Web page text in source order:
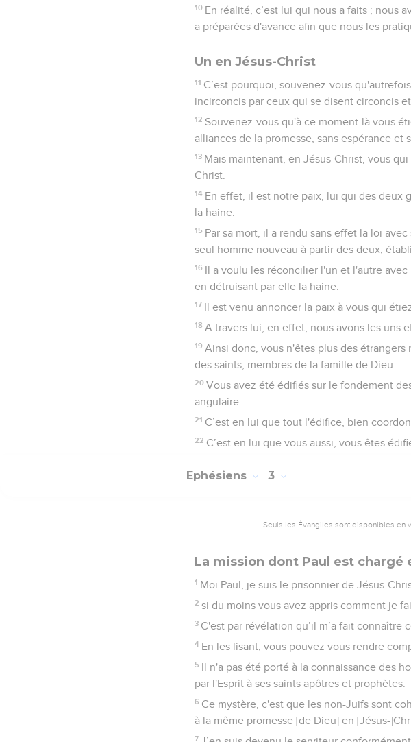
10 En réalité, c’est lui qui nous a faits ; nous
a préparées d'avance afin que nous les
Un en Jésus-Christ
11 C’est pourquoi, souvenez-vous
incirconcis par ceux qui se disent circoncis
12 Souvenez-vous qu'à ce moment-là vous
alliances de la promesse, sans espérance et
13 Mais maintenant, en Jésus-Christ, vous
Christ.
14 En effet, il est notre paix, lui qui des deux
la haine.
15 Par sa mort, il a rendu sans effet la loi
seul homme nouveau à partir des deux,
16 Il a voulu les réconcilier l'un et l'autre avec
en détruisant par elle la haine.
17 Il est venu annoncer la paix à vous qui
18 A travers lui, en effet, nous avons les uns
19 Ainsi donc, vous n'êtes plus des
des saints, membres de la famille de Dieu.
20 Vous avez été édifiés sur le fondement
angulaire.
21 C’est en lui que tout l'édifice, bien
22 C’est en lui que vous aussi, vous êtes
Ephésiens 3
Seuls les Évangiles sont disponibles en
La mission dont Paul est chargé
1 Moi Paul, je suis le prisonnier de Jésus-
2 si du moins vous avez appris comment je
3 C'est par révélation qu’il m’a fait connaître
4 En les lisant, vous pouvez vous rendre
5 Il n'a pas été porté à la connaissance des
par l'Esprit à ses saints apôtres et prophètes.
6 Ce mystère, c'est que les non-Juifs sont
à la même promesse [de Dieu] en [Jésus-
7